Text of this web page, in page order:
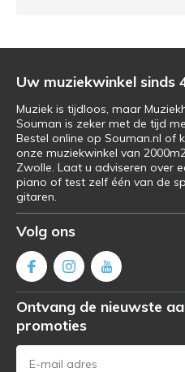
Uw muziekwinkel sinds
Muziek is tijdloos, maar
Souman is zeker met de tijd
Bestel online op Souman.nl of
onze muziekwinkel van
Zwolle. Laat u adviseren over
piano of test zelf één van de
gitaren.
Volg ons
Ontvang de nieuwste
promoties